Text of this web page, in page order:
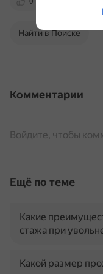
Найти в Поиске
Комментарии
Войдите, чтобы
Ещё по теме
Какие
стажа при
Какой размер